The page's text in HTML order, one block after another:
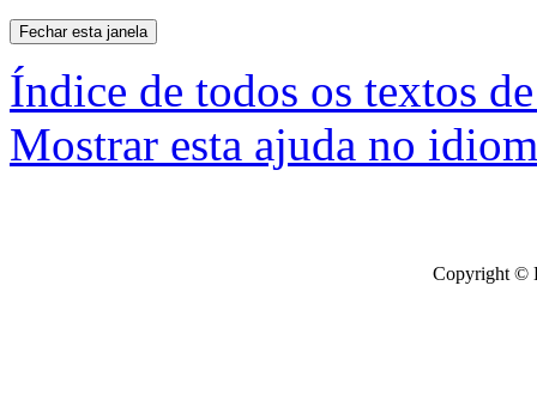
Índice de todos os textos
Mostrar esta ajuda no
Copyright ©